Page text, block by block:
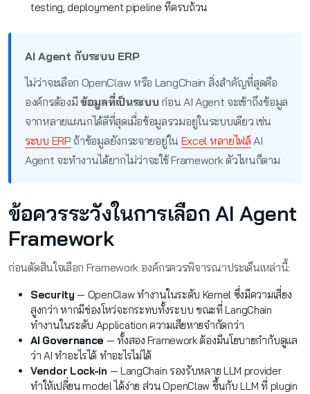
testing, deployment pipeline ที่ครบถ้วน
AI Agent กับระบบ ERP
ไม่ว่าจะเลือก OpenClaw หรือ LangChain สิ่งสำคัญที่สุดคือ
องค์กรต้องมี ข้อมูลที่เป็นระบบก่อน AI Agent จะเข้าถึงข้อมูล
จากหลายแผนกได้ดีที่สุดเมื่อข้อมูลรวมอยู่ในระบบเดียว เช่น
ระบบ ERP ถ้าข้อมูลยังกระจายอยู่ใน Excel หลายไฟล์ AI
Agent จะทำงานได้ยากไม่ว่าจะใช้ Framework ตัวไหนก็ตาม
ข้อควรระวังในการเลือก AI Agent
Framework
ก่อนตัดสินใจเลือก Framework องค์กรควรพิจารณาประเด็นเหล่านี้:
Security — OpenClaw ทำงานในระดับ Kernel ซึ่งมีความเสี่ยง
สูงกว่า หากมีช่องโหว่จะกระทบทั้งระบบ ขณะที่ LangChain
ทำงานในระดับ Application ความเสียหายจำกัดกว่า
AI Governance — ทั้งสอง Framework ต้องมีนโยบายกำกับดูแล
ว่า AI ทำอะไรได้ ทำอะไรไม่ได้
Vendor Lock-in — LangChain รองรับหลาย LLM provider
ทำให้เปลี่ยน model ได้ง่าย ส่วน OpenClaw ขึ้นกับ LLM ที่ plugin